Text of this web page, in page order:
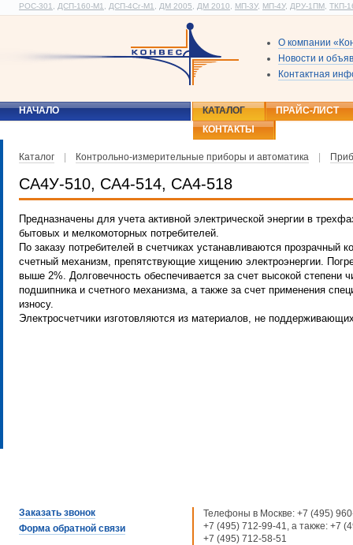
РОС-301 ДСП-160-М1 ДСП-4Сг-М1 ДМ 2005 ДМ 2010 МП-3У, МП-4У, ДРУ-1ПМ ТКП-
О компании
Новости и
Контактная
НАЧАЛО КАТАЛОГ
ПРАЙС-ЛИСТ
КОНТАКТЫ
Каталог Контрольно-измерительные приборы и автоматика
СА4У-510, СА4-514, СА4-518
Предназначены для учета активной электрической энергии в
бытовых и мелкомоторных потребителей.
По заказу потребителей в счетчиках устанавливаются прозрачный
счетный механизм, препятствующие хищению электроэнергии.
выше 2%. Долговечность обеспечивается за счет высокой степени
подшипника и счетного механизма, а также за счет применения
износу.
Электросчетчики изготовляются из материалов, не
Заказать звонок
Форма обратной связи
Телефоны в Москве: +7 (495)
+7 (495) 712-99-41, а также: +7
+7 (495) 712-58-51